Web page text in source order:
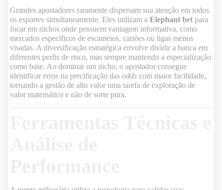
Grandes apostadores raramente dispersam sua atenção em todos
os esportes simultaneamente. Eles utilizam a Elephant bet para
focar em nichos onde possuem vantagem informativa, como
mercados específicos de escanteios, cartões ou ligas menos
visadas. A diversificação estratégica envolve dividir a banca em
diferentes perfis de risco, mas sempre mantendo a especialização
como base. Ao dominar um nicho, o apostador consegue
identificar erros na precificação das odds com maior facilidade,
tornando a gestão de alto valor uma tarefa de exploração de
valor matemático e não de sorte pura.